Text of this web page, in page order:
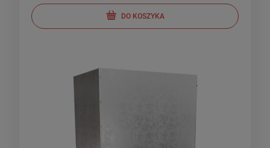
DO KOSZYKA